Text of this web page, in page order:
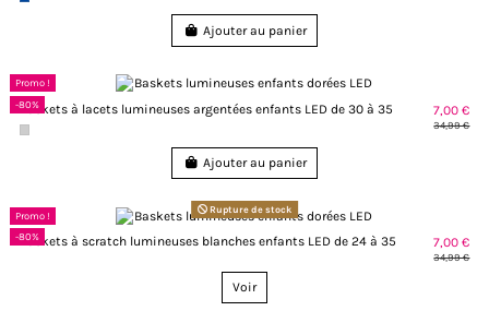
Ajouter au panier
Promo !
-80%
Baskets à lacets lumineuses argentées enfants LED de 30 à 35 7,00 €
34,99 €
Ajouter au panier
Promo !
-80%
Rupture de stock
Baskets à scratch lumineuses blanches enfants LED de 24 à 35 7,00 €
34,99 €
Voir